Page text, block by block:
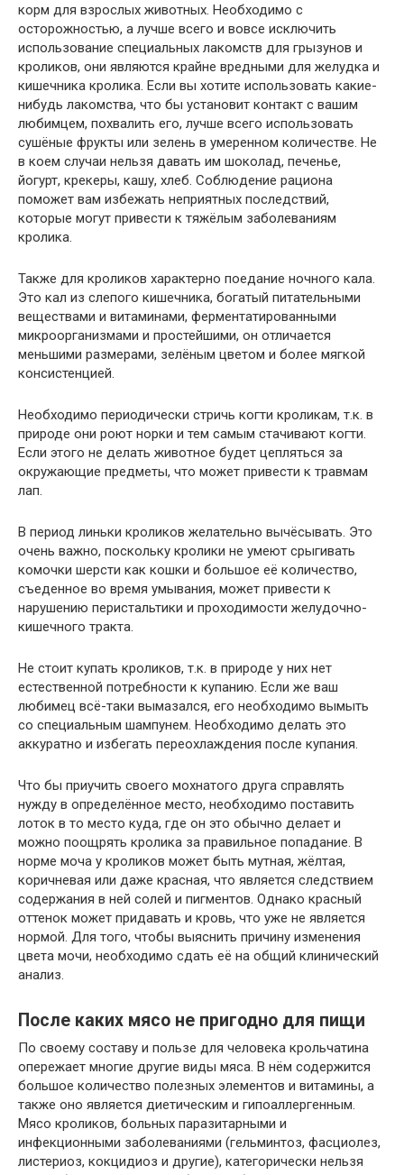
корм для взрослых животных. Необходимо с
осторожностью, а лучше всего и вовсе исключить
использование специальных лакомств для грызунов и
кроликов, они являются крайне вредными для желудка и
кишечника кролика. Если вы хотите использовать какие-
нибудь лакомства, что бы установит контакт с вашим
любимцем, похвалить его, лучше всего использовать
сушёные фрукты или зелень в умеренном количестве. Не
в коем случаи нельзя давать им шоколад, печенье,
йогурт, крекеры, кашу, хлеб. Соблюдение рациона
поможет вам избежать неприятных последствий,
которые могут привести к тяжёлым заболеваниям
кролика.
Также для кроликов характерно поедание ночного кала.
Это кал из слепого кишечника, богатый питательными
веществами и витаминами, ферментатированными
микроорганизмами и простейшими, он отличается
меньшими размерами, зелёным цветом и более мягкой
консистенцией.
Необходимо периодически стричь когти кроликам, т.к. в
природе они роют норки и тем самым стачивают когти.
Если этого не делать животное будет цепляться за
окружающие предметы, что может привести к травмам
лап.
В период линьки кроликов желательно вычёсывать. Это
очень важно, поскольку кролики не умеют срыгивать
комочки шерсти как кошки и большое её количество,
съеденное во время умывания, может привести к
нарушению перистальтики и проходимости желудочно-
кишечного тракта.
Не стоит купать кроликов, т.к. в природе у них нет
естественной потребности к купанию. Если же ваш
любимец всё-таки вымазался, его необходимо вымыть
со специальным шампунем. Необходимо делать это
аккуратно и избегать переохлаждения после купания.
Что бы приучить своего мохнатого друга справлять
нужду в определённое место, необходимо поставить
лоток в то место куда, где он это обычно делает и
можно поощрять кролика за правильное попадание. В
норме моча у кроликов может быть мутная, жёлтая,
коричневая или даже красная, что является следствием
содержания в ней солей и пигментов. Однако красный
оттенок может придавать и кровь, что уже не является
нормой. Для того, чтобы выяснить причину изменения
цвета мочи, необходимо сдать её на общий клинический
анализ.
После каких мясо не пригодно для пищи
По своему составу и пользе для человека крольчатина
опережает многие другие виды мяса. В нём содержится
большое количество полезных элементов и витамины, а
также оно является диетическим и гипоаллергенным.
Мясо кроликов, больных паразитарными и
инфекционными заболеваниями (гельминтоз, фасциолез,
листериоз, кокцидиоз и другие), категорически нельзя